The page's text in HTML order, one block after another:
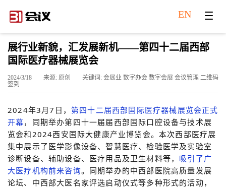
EN
展行业新貌，汇发展新机——第四十二届西部
国际医疗器械展览会
2024/3/18 来源: 原创
关键词: 会展业 数字办会 数字会展 会议管理 二维码
签到
2024年3月7日， 第四十二届西部国际医疗器械展览会正式
开幕，同期举办第四十一届届西部国际口腔设备与技术展
览会和2024西安国际大健康产业博览会。本次西部医疗展
集中展示了医学影像设备、智慧医疗、检验医学及实验室
诊断设备、辅助设备、医疗用品及卫生材料等， 吸引了广
大医疗机构前来咨询。同期举办的中西部医院高质量发展
论坛、中西部大医名家评选启动仪式等多种形式的活动，